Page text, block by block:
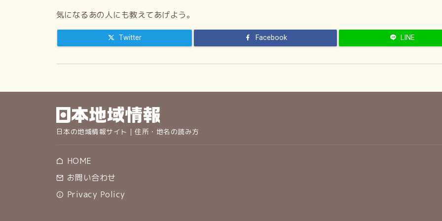
気になるあの人にも教えてあげよう。
Twitter Facebook LINE
日本の地域情報サイト｜住所・地名の読み方
HOME
お問い合わせ
Privacy Policy